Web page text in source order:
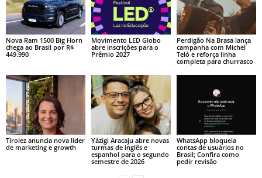
Nova Ram 1500 Big Horn
chega ao Brasil por R$
449.990
Movimento LED Globo
abre inscrições para o
Prêmio 2027
Perdigão Na Brasa lança
campanha com Michel
Teló e reforça linha
completa para churrasco
Tirolez anuncia nova líder
de marketing e growth
Yázigi Aracaju abre novas
turmas de inglês e
espanhol para o segundo
semestre de 2026
WhatsApp bloqueia
contas de usuários no
Brasil; Confira como
pedir revisão